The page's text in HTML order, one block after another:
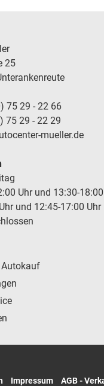
25
75 29 - 22 66
75 29 - 22 29
mueller.de
Uhr und 13:30-
und 12:45-17:00 Uhr
Autokauf
Impressum AGB -